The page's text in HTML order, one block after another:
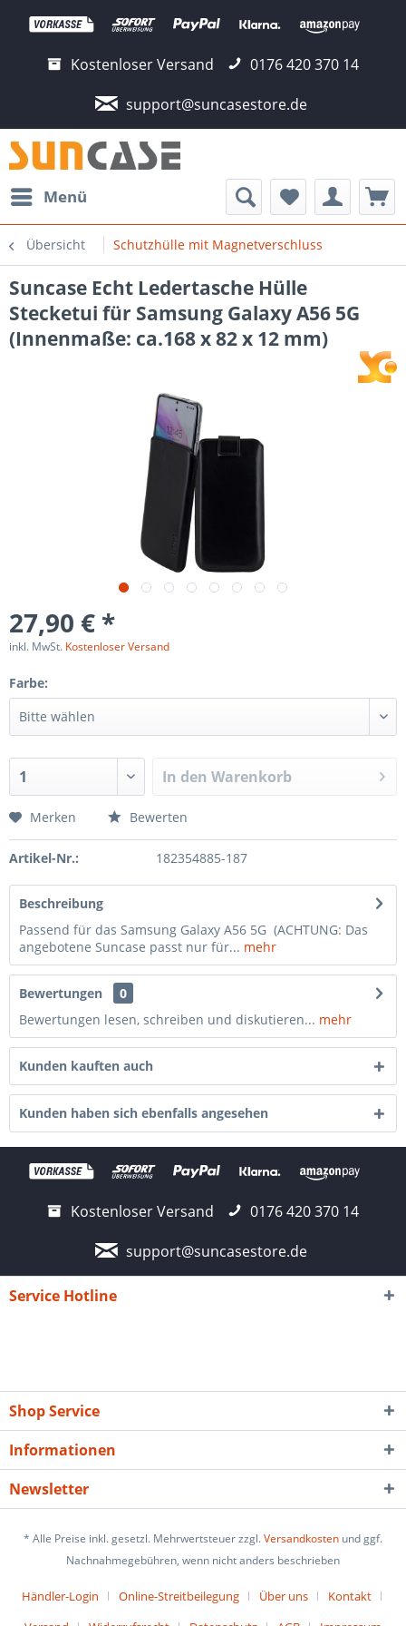
Kostenloser Versand
0176 420 370 14
support@suncasestore.de
Menü
Übersicht Schutzhülle mit Magnetverschluss
Suncase Echt Ledertasche Hülle
Stecketui für Samsung Galaxy A56 5G
(Innenmaße: ca.168 x 82 x 12 mm)
27,90 € *
inkl. MwSt. Kostenloser Versand
Farbe:
In den Warenkorb
Merken Bewerten
Artikel-Nr.: 182354885-187
Beschreibung
Passend für das Samsung Galaxy A56 5G (ACHTUNG: Das
angebotene Suncase passt nur für... mehr
Bewertungen
0
Bewertungen lesen, schreiben und diskutieren... mehr
Kunden kauften auch
Kunden haben sich ebenfalls angesehen
Kostenloser Versand
0176 420 370 14
support@suncasestore.de
Service Hotline
Shop Service
Informationen
Newsletter
* Alle Preise inkl. gesetzl. Mehrwertsteuer zzgl.Versandkosten und ggf.
Nachnahmegebühren, wenn nicht anders beschrieben
Händler-Login Online-Streitbeilegung Über uns
Kontakt